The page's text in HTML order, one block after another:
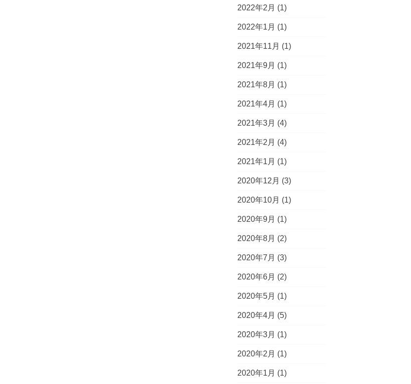
2022年2月 (1)
2022年1月 (1)
2021年11月 (1)
2021年9月 (1)
2021年8月 (1)
2021年4月 (1)
2021年3月 (4)
2021年2月 (4)
2021年1月 (1)
2020年12月 (3)
2020年10月 (1)
2020年9月 (1)
2020年8月 (2)
2020年7月 (3)
2020年6月 (2)
2020年5月 (1)
2020年4月 (5)
2020年3月 (1)
2020年2月 (1)
2020年1月 (1)